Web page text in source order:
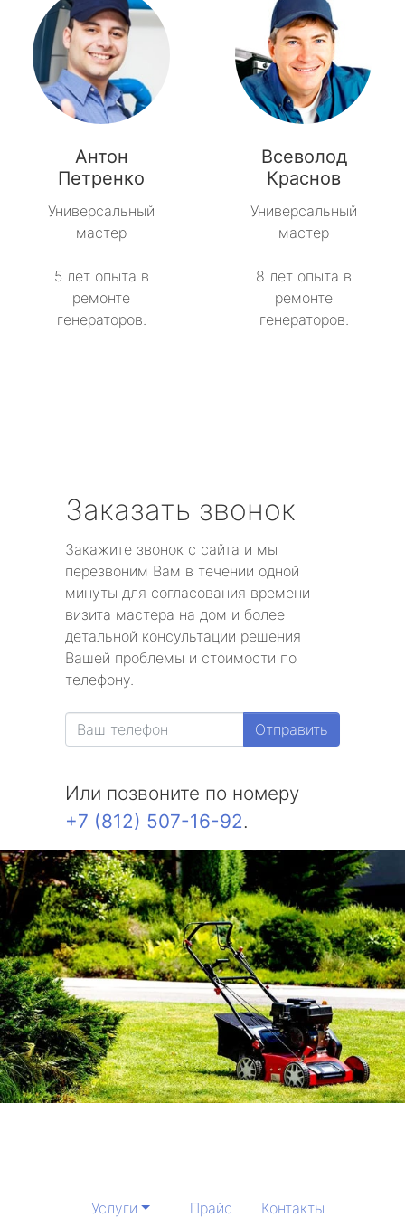
Антон
Петренко
Универсальный
мастер
5 лет опыта в
ремонте
генераторов.
Всеволод
Краснов
Универсальный
мастер
8 лет опыта в
ремонте
генераторов.
Заказать звонок
Закажите звонок с сайта и мы
перезвоним Вам в течении одной
минуты для согласования времени
визита мастера на дом и более
детальной консультации решения
Вашей проблемы и стоимости по
телефону.
Отправить
Или позвоните по номеру
+7 (812) 507-16-92.
Услуги Прайс Контакты